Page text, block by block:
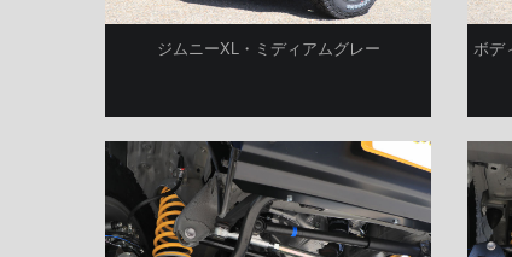
ジムニーXL・ミディアムグレー ボデ